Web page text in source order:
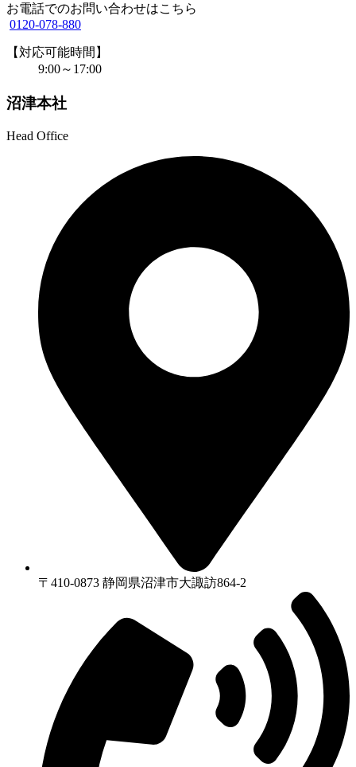
お電話でのお問い合わせはこちら
0120-078-880
【対応可能時間】
9:00～17:00
沼津本社
Head Office
〒410-0873 静岡県沼津市⼤諏訪864-2